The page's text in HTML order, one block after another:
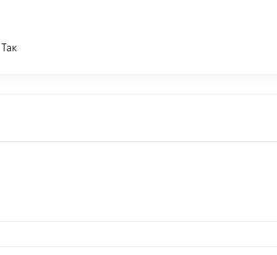
Так